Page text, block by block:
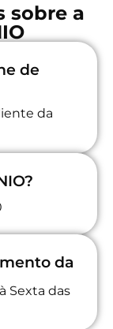
sobre a
de
da
da
Sexta das